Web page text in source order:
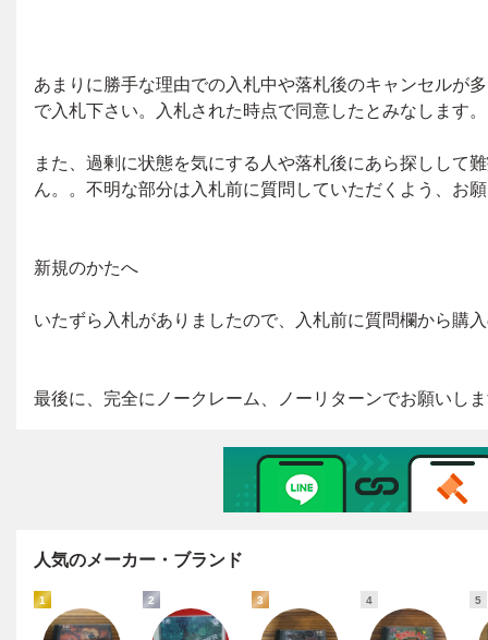
人気のメーカー・ブランド
1 2 3 4 5